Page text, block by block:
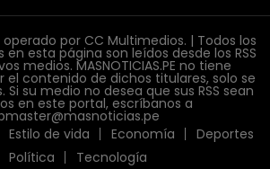
operado por CC Multimedios. | Todos los
esta página son leídos desde los RSS
medios. MASNOTICIAS.PE no tiene
el contenido de dichos titulares, solo se
su medio no desea que sus RSS sean
en este portal, escríbanos a
Estilo de vida Economía
Deportes
Política
Tecnología